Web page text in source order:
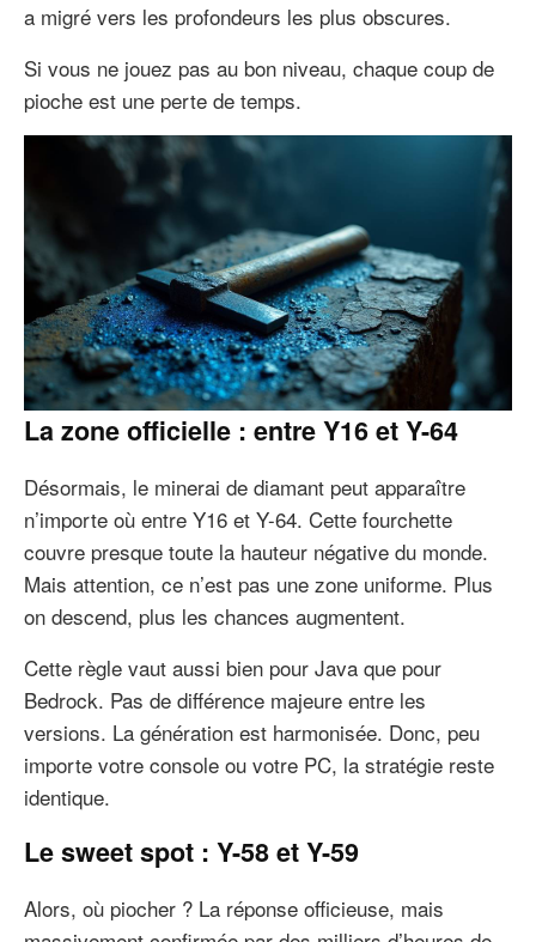
a migré vers les profondeurs les plus obscures.
Si vous ne jouez pas au bon niveau, chaque coup de
pioche est une perte de temps.
La zone officielle : entre Y16 et Y-64
Désormais, le minerai de diamant peut apparaître
n’importe où entre Y16 et Y-64. Cette fourchette
couvre presque toute la hauteur négative du monde.
Mais attention, ce n’est pas une zone uniforme. Plus
on descend, plus les chances augmentent.
Cette règle vaut aussi bien pour Java que pour
Bedrock. Pas de différence majeure entre les
versions. La génération est harmonisée. Donc, peu
importe votre console ou votre PC, la stratégie reste
identique.
Le sweet spot : Y-58 et Y-59
Alors, où piocher ? La réponse officieuse, mais